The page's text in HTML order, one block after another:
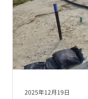
2025年12月19日